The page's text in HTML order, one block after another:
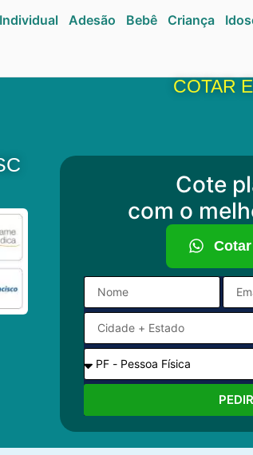
Individual Adesão Bebê Criança
COTAR
Cote
com o